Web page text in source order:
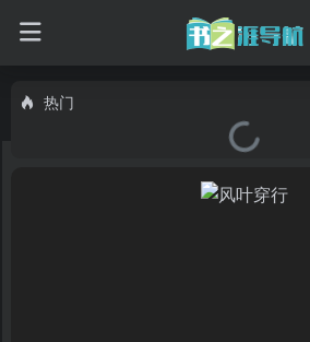
热门